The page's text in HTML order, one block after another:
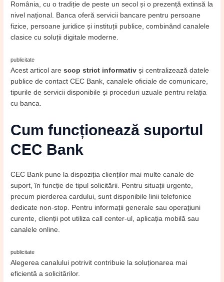
România, cu o tradiție de peste un secol și o prezență extinsă la
nivel național. Banca oferă servicii bancare pentru persoane
fizice, persoane juridice și instituții publice, combinând canalele
clasice cu soluții digitale moderne.
publicitate
Acest articol arescop strict informativ și centralizează datele
publice de contact CEC Bank, canalele oficiale de comunicare,
tipurile de servicii disponibile și proceduri uzuale pentru relația
cu banca.
Cum funcționează suportul
CEC Bank
CEC Bank pune la dispoziția clienților mai multe canale de
suport, în funcție de tipul solicitării. Pentru situații urgente,
precum pierderea cardului, sunt disponibile linii telefonice
dedicate non-stop. Pentru informații generale sau operațiuni
curente, clienții pot utiliza call center-ul, aplicația mobilă sau
canalele online.
publicitate
Alegerea canalului potrivit contribuie la soluționarea mai
eficientă a solicitărilor.